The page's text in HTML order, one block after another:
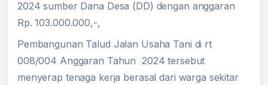
2024 sumber Dana Desa (DD) dengan anggaran
Rp. 103.000.000,-,
Pembangunan Talud Jalan Usaha Tani di rt
008/004 Anggaran Tahun 2024 tersebut
menyerap tenaga kerja berasal dari warga sekitar